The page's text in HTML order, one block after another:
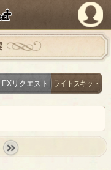
PandoraPartyProject
EXリクエスト ライトスキット